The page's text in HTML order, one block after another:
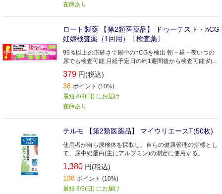
在庫あり
ロート製薬 【第2類医薬品】 ドゥーテスト・hCG
妊娠検査薬（1回用）〔検査薬〕
99％以上の正確さで尿中のhCGを検出 朝・昼・夜いつの
尿でも検査可能 月経予定日の約1週間後から検査可能 約1
379 円(税込)
38 ポイント (10%)
最短 8/9(日) にお届け
在庫あり
テルモ 【第2類医薬品】 マイウリエースT(50枚)
使用者が自ら尿検体を採取し、自らの健康管理の指標とし
て、尿中総蛋白(主にアルブミン)の測定に使用する。
1,380 円(税込)
138 ポイント (10%)
最短 8/9(日) にお届け